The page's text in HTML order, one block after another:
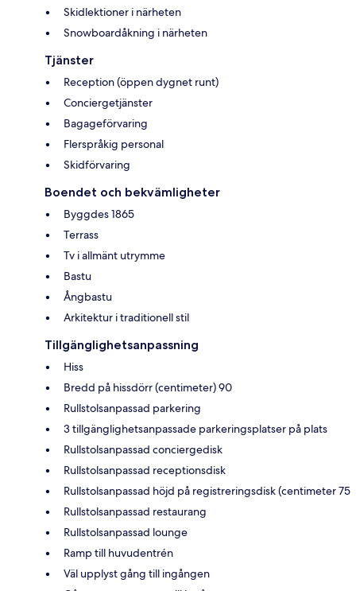
Skidlektioner i närheten
Snowboardåkning i närheten
Tjänster
Reception (öppen dygnet runt)
Conciergetjänster
Bagageförvaring
Flerspråkig personal
Skidförvaring
Boendet och bekvämligheter
Byggdes 1865
Terrass
Tv i allmänt utrymme
Bastu
Ångbastu
Arkitektur i traditionell stil
Tillgänglighetsanpassning
Hiss
Bredd på hissdörr (centimeter) 90
Rullstolsanpassad parkering
3 tillgänglighetsanpassade parkeringsplatser på plats
Rullstolsanpassad conciergedisk
Rullstolsanpassad receptionsdisk
Rullstolsanpassad höjd på registreringsdisk (centimeter 75
Rullstolsanpassad restaurang
Rullstolsanpassad lounge
Ramp till huvudentrén
Väl upplyst gång till ingången